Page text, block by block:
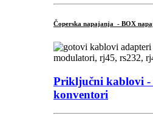
Čoperska napajanja - BOX
Priključni kablovi -
konventori